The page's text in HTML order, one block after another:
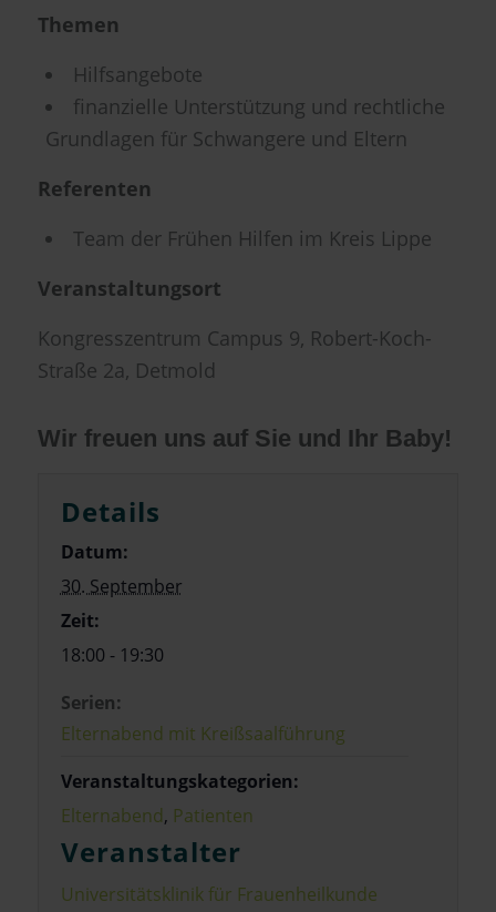
Themen
Hilfsangebote
finanzielle Unterstützung und rechtliche
Grundlagen für Schwangere und Eltern
Referenten
Team der Frühen Hilfen im Kreis Lippe
Veranstaltungsort
Kongresszentrum Campus 9, Robert-Koch-
Straße 2a, Detmold
Wir freuen uns auf Sie und Ihr Baby!
Details
Datum:
30. September
Zeit:
18:00 - 19:30
Serien:
Elternabend mit Kreißsaalführung
Veranstaltungskategorien:
Elternabend, Patienten
Veranstalter
Universitätsklinik für Frauenheilkunde